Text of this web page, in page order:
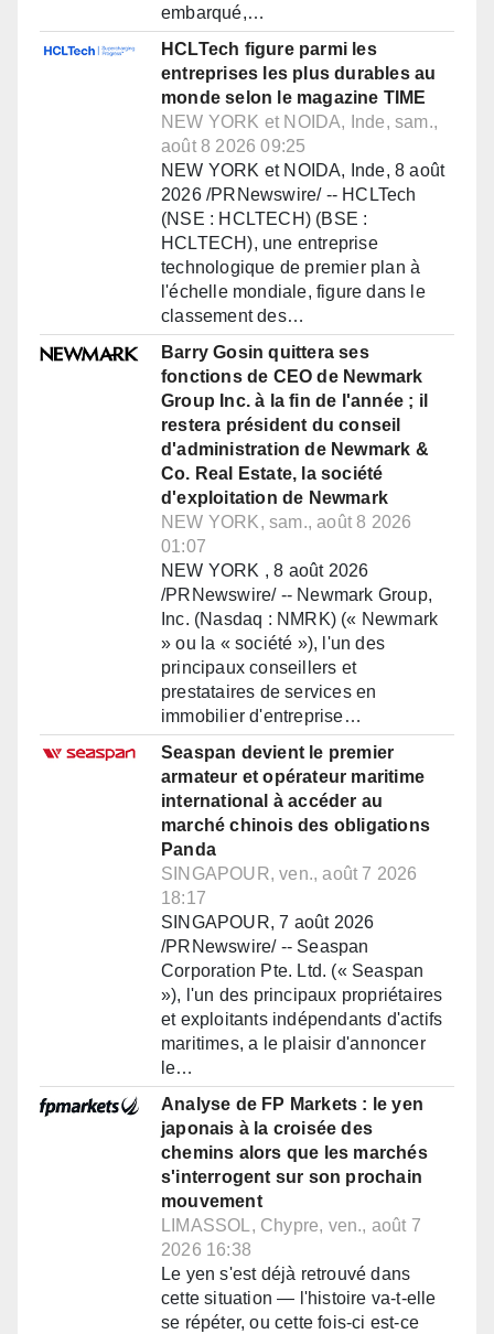
embarqué,…
HCLTech figure parmi les
entreprises les plus durables au
monde selon le magazine TIME
NEW YORK et NOIDA, Inde, sam.,
août 8 2026 09:25
NEW YORK et NOIDA, Inde, 8 août
2026 /PRNewswire/ -- HCLTech
(NSE : HCLTECH) (BSE :
HCLTECH), une entreprise
technologique de premier plan à
l'échelle mondiale, figure dans le
classement des…
Barry Gosin quittera ses
fonctions de CEO de Newmark
Group Inc. à la fin de l'année ; il
restera président du conseil
d'administration de Newmark &
Co. Real Estate, la société
d'exploitation de Newmark
NEW YORK, sam., août 8 2026
01:07
NEW YORK , 8 août 2026
/PRNewswire/ -- Newmark Group,
Inc. (Nasdaq : NMRK) (« Newmark
» ou la « société »), l'un des
principaux conseillers et
prestataires de services en
immobilier d'entreprise…
Seaspan devient le premier
armateur et opérateur maritime
international à accéder au
marché chinois des obligations
Panda
SINGAPOUR, ven., août 7 2026
18:17
SINGAPOUR, 7 août 2026
/PRNewswire/ -- Seaspan
Corporation Pte. Ltd. (« Seaspan
»), l'un des principaux propriétaires
et exploitants indépendants d'actifs
maritimes, a le plaisir d'annoncer
le…
Analyse de FP Markets : le yen
japonais à la croisée des
chemins alors que les marchés
s'interrogent sur son prochain
mouvement
LIMASSOL, Chypre, ven., août 7
2026 16:38
Le yen s'est déjà retrouvé dans
cette situation — l'histoire va-t-elle
se répéter, ou cette fois-ci est-ce